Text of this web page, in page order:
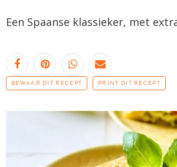
Een Spaanse klassieker, met
BEWAAR DIT RECEPT PRINT DIT RECEPT